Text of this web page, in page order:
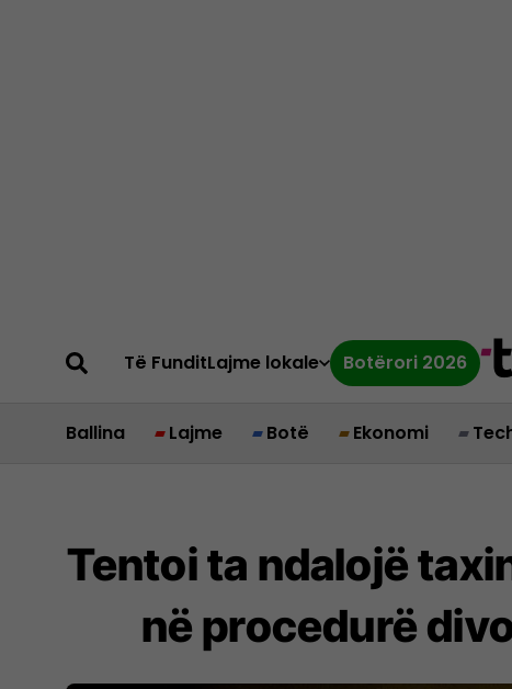
Të FunditLajme lokale Botërori 2026
Ballina Lajme Botë Ekonomi
Tentoi ta ndalojë
në procedurë